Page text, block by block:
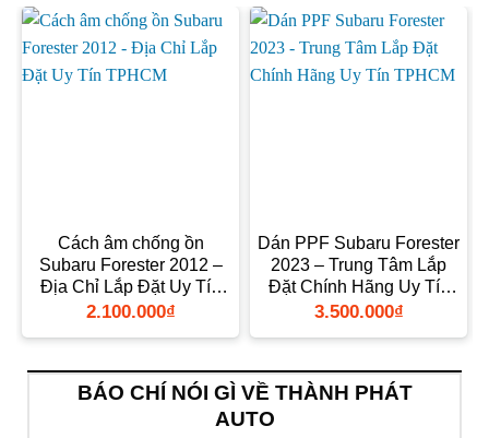
Cách âm chống ồn
Subaru Forester 2012 –
Địa Chỉ Lắp Đặt Uy Tín
TPHCM
2.100.000₫
Dán PPF Subaru Forester
2023 – Trung Tâm Lắp
Đặt Chính Hãng Uy Tín
TPHCM
3.500.000₫
BÁO CHÍ NÓI GÌ VỀ THÀNH PHÁT
AUTO